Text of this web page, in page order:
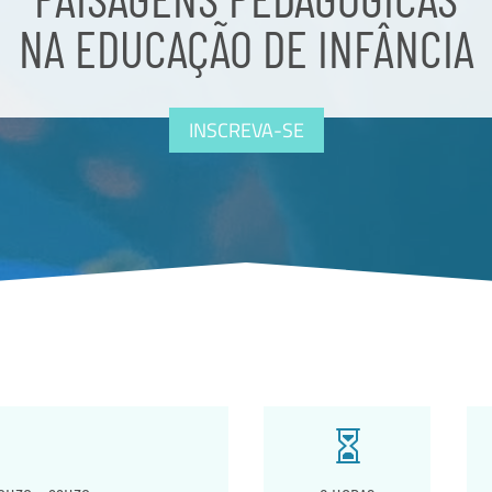
NA EDUCAÇÃO DE INFÂNCIA
INSCREVA-SE
